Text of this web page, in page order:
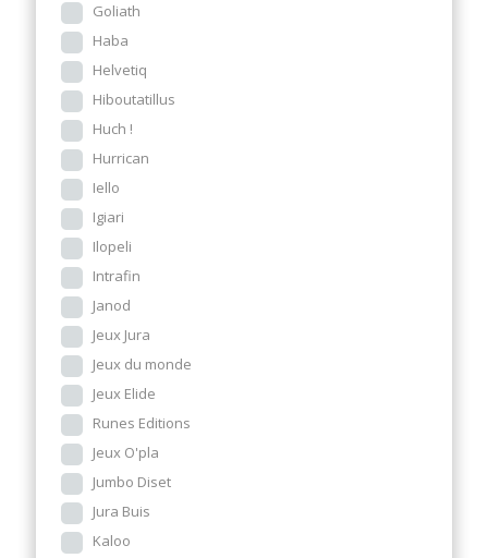
Goliath
Haba
Helvetiq
Hiboutatillus
Huch !
Hurrican
Iello
Igiari
Ilopeli
Intrafin
Janod
Jeux Jura
Jeux du monde
Jeux Elide
Runes Editions
Jeux O'pla
Jumbo Diset
Jura Buis
Kaloo